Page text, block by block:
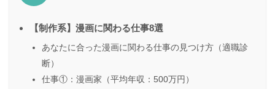
【制作系】漫画に関わる仕事8選
あなたに合った漫画に関わる仕事の見つけ方（適職診
断）
仕事①：漫画家（平均年収：500万円）